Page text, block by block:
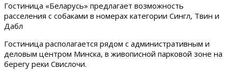
Гостиница «Беларусь» предлагает возможность
расселения с собаками в номерах категории Сингл, Твин и
Дабл
Гостиница располагается рядом с административным и
деловым центром Минска, в живописной парковой зоне на
берегу реки Свислочи.